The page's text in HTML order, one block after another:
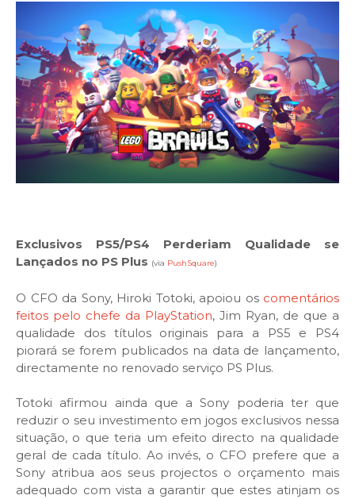
Exclusivos PS5/PS4 Perderiam Qualidade se
Lançados no PS Plus (via PushSquare)
O CFO da Sony, Hiroki Totoki, apoiou os comentários
feitos pelo chefe da PlayStation, Jim Ryan, de que a
qualidade dos títulos originais para a PS5 e PS4
piorará se forem publicados na data de lançamento,
directamente no renovado serviço PS Plus.
Totoki afirmou ainda que a Sony poderia ter que
reduzir o seu investimento em jogos exclusivos nessa
situação, o que teria um efeito directo na qualidade
geral de cada título. Ao invés, o CFO prefere que a
Sony atribua aos seus projectos o orçamento mais
adequado com vista a garantir que estes atinjam os